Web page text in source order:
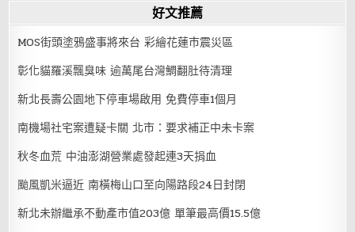
好文推薦
MOS街頭塗鴉盛事將來台 彩繪花蓮市震災區
彰化貓羅溪飄臭味 逾萬尾台灣鯛翻肚待清理
新北長壽公園地下停車場啟用 免費停車1個月
南機場社宅案遭疑卡關 北市：要求補正中未卡案
秋冬血荒 中油澎湖營業處發起連3天捐血
颱風凱米逼近 南橫梅山口至向陽路段24日封閉
新北未辦繼承不動產市值203億 單筆最高價15.5億